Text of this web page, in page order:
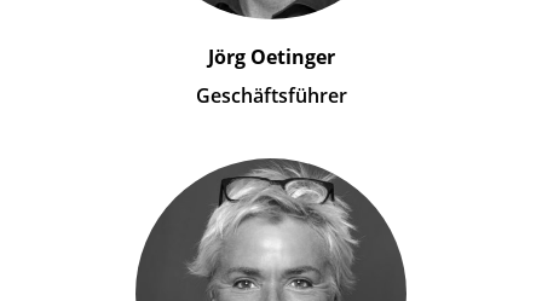
Jörg Oetinger
Geschäftsführer